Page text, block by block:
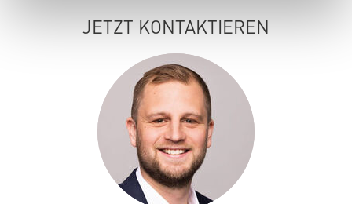
JETZT KONTAKTIEREN